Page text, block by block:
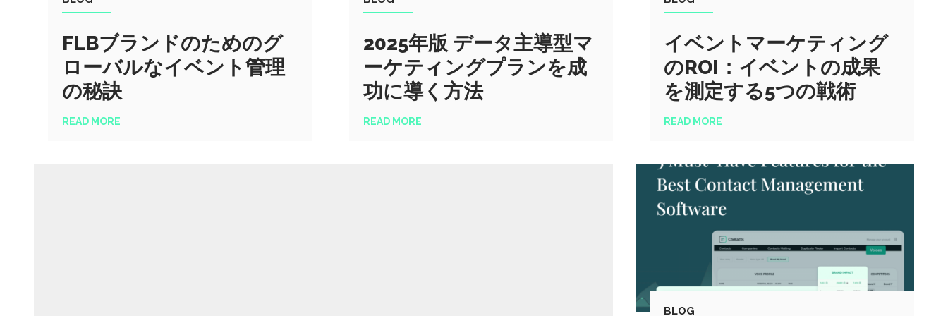
FLBブランドのためのグ
ローバルなイベント管理
の秘訣
READ MORE
2025年版 データ主導型マ
ーケティングプランを成
功に導く方法
READ MORE
イベントマーケティング
のROI：イベントの成果
を測定する5つの戦術
READ MORE
BLOG